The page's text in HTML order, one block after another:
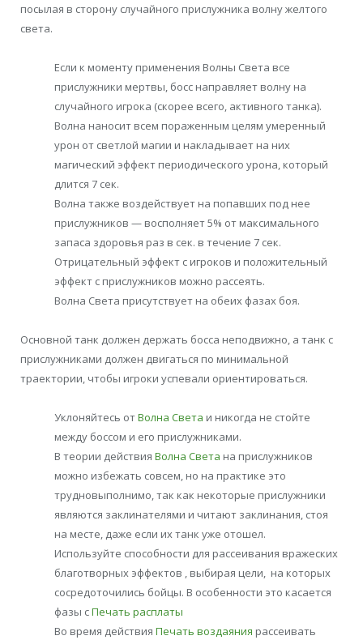
посылая в сторону случайного прислужника волну желтого
света.
Если к моменту применения Волны Света все
прислужники мертвы, босс направляет волну на
случайного игрока (скорее всего, активного танка).
Волна наносит всем пораженным целям умеренный
урон от светлой магии и накладывает на них
магический эффект периодического урона, который
длится 7 сек.
Волна также воздействует на попавших под нее
прислужников — восполняет 5% от максимального
запаса здоровья раз в сек. в течение 7 сек.
Отрицательный эффект с игроков и положительный
эффект с прислужников можно рассеять.
Волна Света присутствует на обеих фазах боя.
Основной танк должен держать босса неподвижно, а танк с
прислужниками должен двигаться по минимальной
траектории, чтобы игроки успевали ориентироваться.
Уклоняйтесь отВолна Света и никогда не стойте
между боссом и его прислужниками.
В теории действия Волна Света на прислужников
можно избежать совсем, но на практике это
трудновыполнимо, так как некоторые прислужники
являются заклинателями и читают заклинания, стоя
на месте, даже если их танк уже отошел.
Используйте способности для рассеивания вражеских
благотворных эффектов , выбирая цели, на которых
сосредоточились бойцы. В особенности это касается
фазы сПечать расплаты
Во время действия Печать воздаяния рассеивать